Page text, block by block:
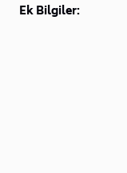
Ek Bilgiler: